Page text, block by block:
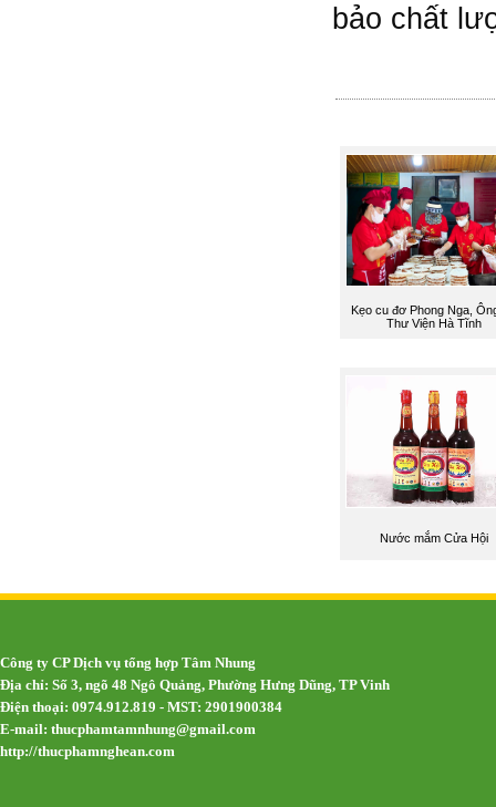
bảo chất
Kẹo cu đơ Phong Nga,
Thư Viện Hà Tĩnh
Nước mắm Cửa Hội
Công ty CP Dịch vụ tổng hợp Tâm Nhung
Địa chỉ: Số 3, ngõ 48 Ngô Quảng, Phường Hưng Dũng, TP Vinh
Điện thoại: 0974.912.819 - MST: 2901900384
E-mail: thucphamtamnhung@gmail.com
http://thucphamnghean.com